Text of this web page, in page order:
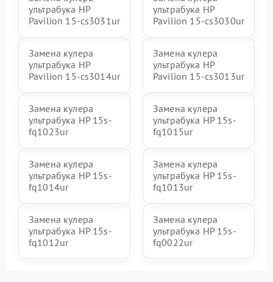
ультрабука HP
Pavilion 15-cs3031ur
ультрабука HP
Pavilion 15-cs3030ur
Замена кулера
ультрабука HP
Pavilion 15-cs3014ur
Замена кулера
ультрабука HP
Pavilion 15-cs3013ur
Замена кулера
ультрабука HP 15s-
fq1023ur
Замена кулера
ультрабука HP 15s-
fq1015ur
Замена кулера
ультрабука HP 15s-
fq1014ur
Замена кулера
ультрабука HP 15s-
fq1013ur
Замена кулера
ультрабука HP 15s-
fq1012ur
Замена кулера
ультрабука HP 15s-
fq0022ur